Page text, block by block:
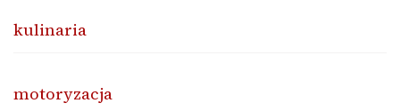
kulinaria
motoryzacja